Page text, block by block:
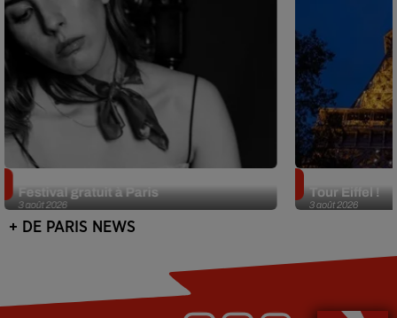
3 août 2026
Festival gratuit à Paris
3 août 2026
Tour Eiffel !
+ DE PARIS NEWS